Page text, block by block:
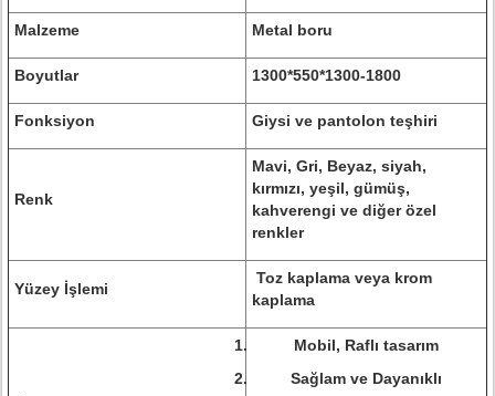
Malzeme Metal boru
Boyutlar 1300*550*1300-1800
Fonksiyon Giysi ve pantolon teşhiri
Renk
Mavi, Gri, Beyaz, siyah,
kırmızı, yeşil, gümüş,
kahverengi ve diğer özel
renkler
Yüzey İşlemi
Toz kaplama veya krom
kaplama
Mobil, Raflı tasarım
Sağlam ve Dayanıklı